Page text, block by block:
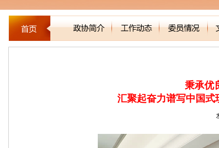
秉承优
汇聚起奋力谱写中国